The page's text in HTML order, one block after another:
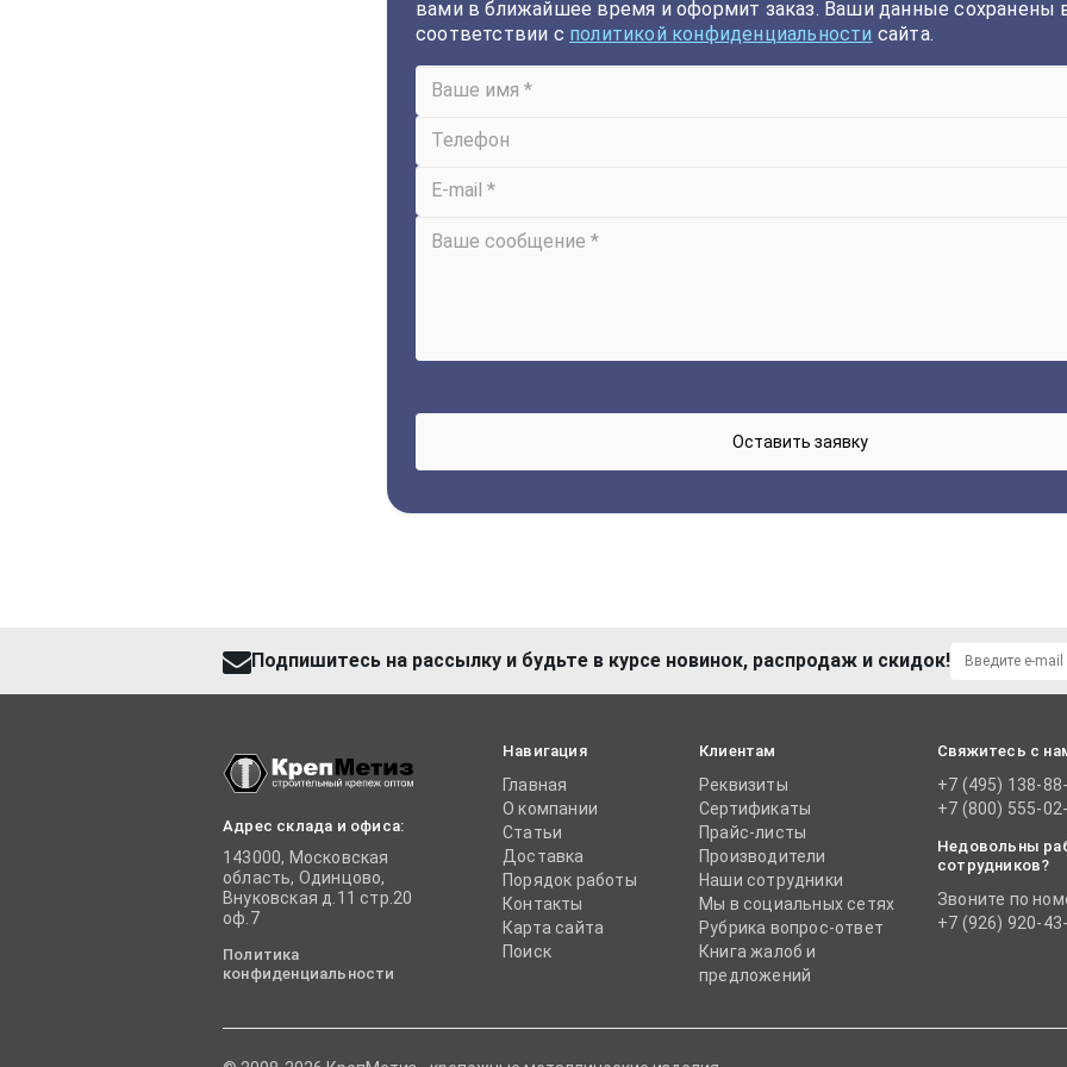
вами в ближайшее время и оформит заказ. Ваши данные сохранены
соответствии с политикой конфиденциальности сайта.
Подпишитесь на рассылку и будьте в курсе новинок, распродаж и скидок!
Адрес склада и офиса:
143000, Московская
область, Одинцово,
Внуковская д.11 стр.20
оф.7
Политика
конфиденциальности
Навигация
Главная
О компании
Статьи
Доставка
Порядок работы
Контакты
Карта сайта
Поиск
Клиентам
Реквизиты
Сертификаты
Прайс-листы
Производители
Наши сотрудники
Мы в социальных сетях
Рубрика вопрос-ответ
Книга жалоб и
предложений
Свяжитесь с
+7 (495) 138-
+7 (800) 555-
Недовольны
сотрудников?
Звоните по
+7 (926) 920-